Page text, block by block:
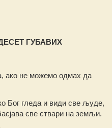
ГУБАВИХ
ако не можемо одмах да
Бог гледа и види све људе,
све ствари на земљи.